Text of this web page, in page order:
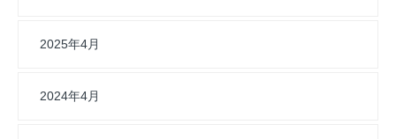
2025年4月
2024年4月